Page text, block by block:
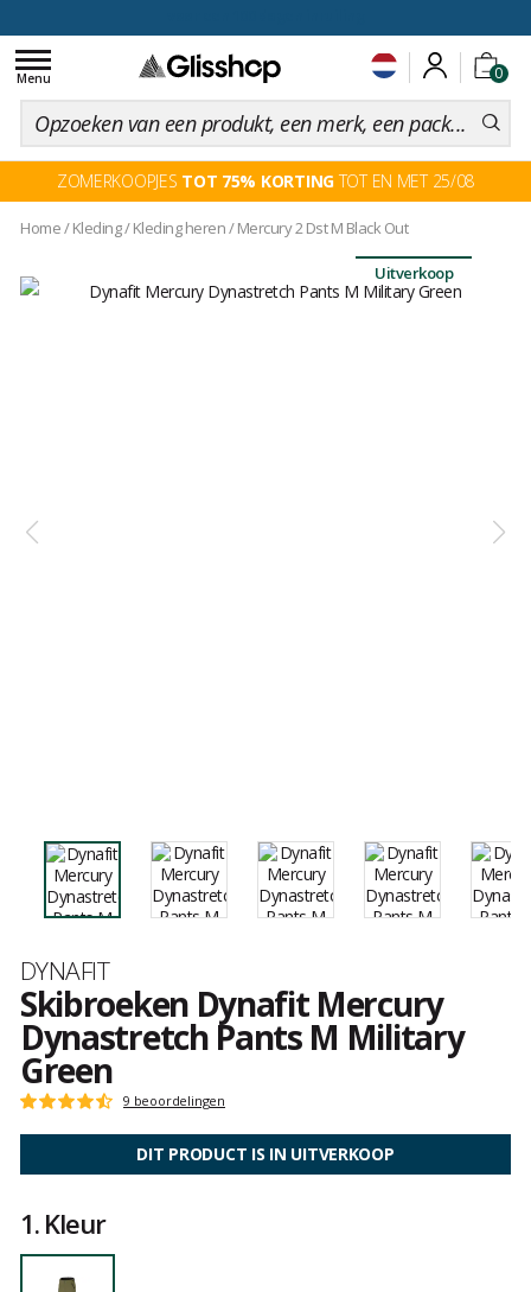
0
Toggle
navigation
Menu
ZOMERKOOPJES TOT 75% KORTINGTOT EN MET 25/08
Home/ Kleding/Kleding heren/Mercury 2 Dst M Black Out
Uitverkoop
Merk
DYNAFIT
Skibroeken Dynafit Mercury
Dynastretch Pants M Military
Green
Het
Score
:
op
9 beoordelingen
DIT PRODUCT IS IN UITVERKOOP
1.Kleur